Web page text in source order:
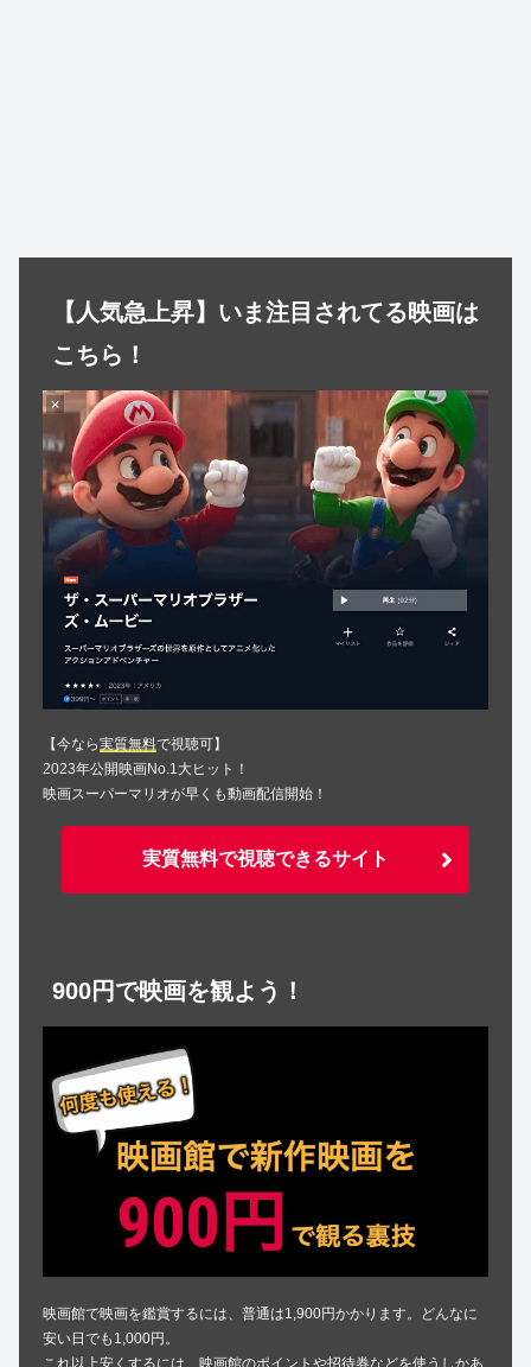
【人気急上昇】いま注目されてる映画は
こちら！
【今なら実質無料で視聴可】
2023年公開映画No.1大ヒット！
映画スーパーマリオが早くも動画配信開始！
実質無料で視聴できるサイト
900円で映画を観よう！
映画館で映画を鑑賞するには、普通は1,900円かかります。どんなに
安い日でも1,000円。